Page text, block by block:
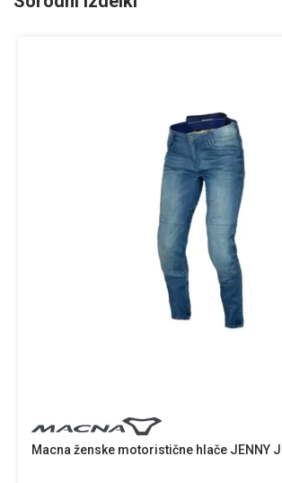
Macna ženske motoristične hlače JENNY